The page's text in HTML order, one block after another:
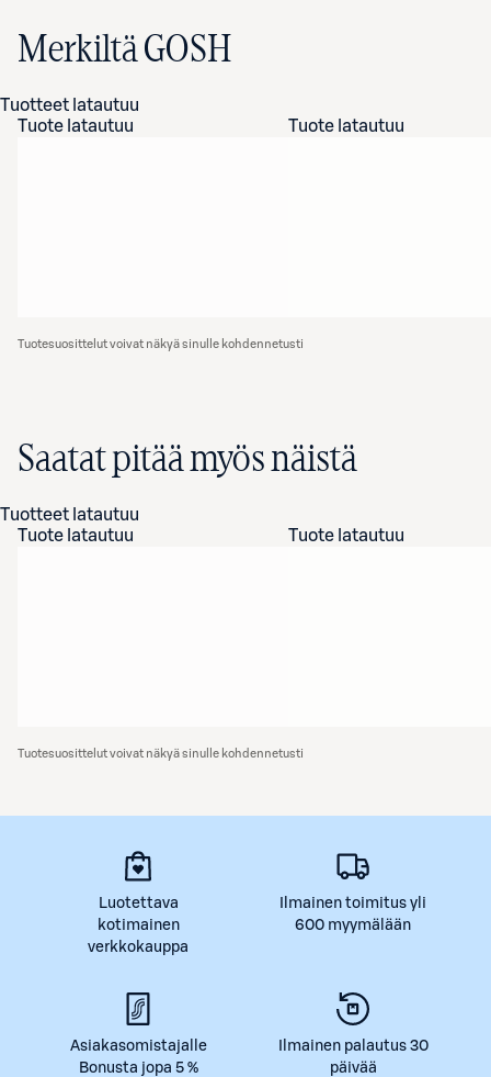
Merkiltä GOSH
Tuotteet latautuu
Tuote latautuu
Tuote latautuu
Tuotesuosittelut voivat näkyä sinulle kohdennetusti
Saatat pitää myös näistä
Tuotteet latautuu
Tuote latautuu
Tuote latautuu
Tuotesuosittelut voivat näkyä sinulle kohdennetusti
Luotettava
kotimainen
verkkokauppa
Ilmainen toimitus yli
600 myymälään
Asiakasomistajalle
Bonusta jopa 5 %
Ilmainen palautus 30
päivää